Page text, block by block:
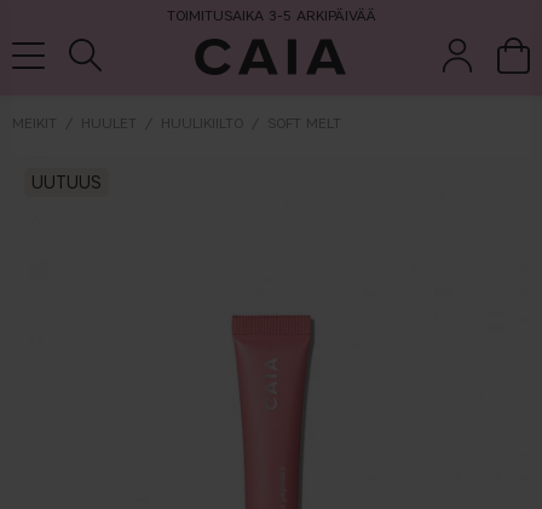
TOIMITUSAIKA 3-5 ARKIPÄIVÄÄ
MEIKIT HUULET HUULIKIILTO SOFT MELT
UUTUUS